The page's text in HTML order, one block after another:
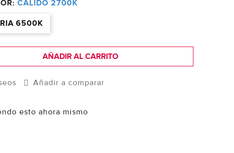
CALIDO 2700K
6500K
AÑADIR AL CARRITO
Añadir a comparar
esto ahora mismo